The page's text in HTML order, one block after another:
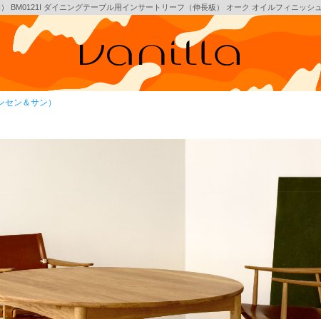
BM0121I ダイニングテーブル用インサートリーフ（伸長板） オーク オイルフィニッシュ
ン＆サン）